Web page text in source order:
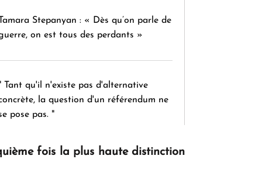
Stepanyan : « Dès qu’on parle de
on est tous des perdants »
Tant qu'il n'existe pas d'alternative
la question d'un référendum ne
pose pas. "
fois la plus haute distinction